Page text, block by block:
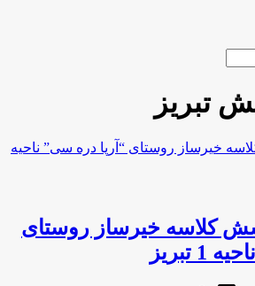
تبریز
کلاسه خیرساز روستای
تبریز